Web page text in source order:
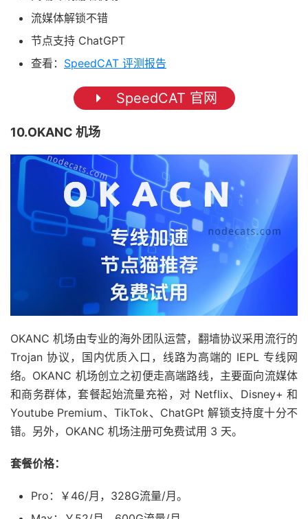
流媒体解锁不错
节点支持 ChatGPT
查看： SpeedCAT 评测报告
SpeedCAT 官网
10.OKANC 机场
OKANC 机场由专业的海外团队运营，翻墙协议采用流行的
Trojan 协议，国内优质入口，线路为高端的 IEPL 专线网
络。OKANC 机场创立之初便走高端路线，主要面向流媒体
和商务群体，套餐起始流量充裕，对 Netflix、Disney+ 和
Youtube Premium、TikTok、ChatGPt 解锁支持度十分不
错。另外，OKANC 机场注册可免费试用 3 天。
套餐价格：
Pro：￥46/月，328G流量/月。